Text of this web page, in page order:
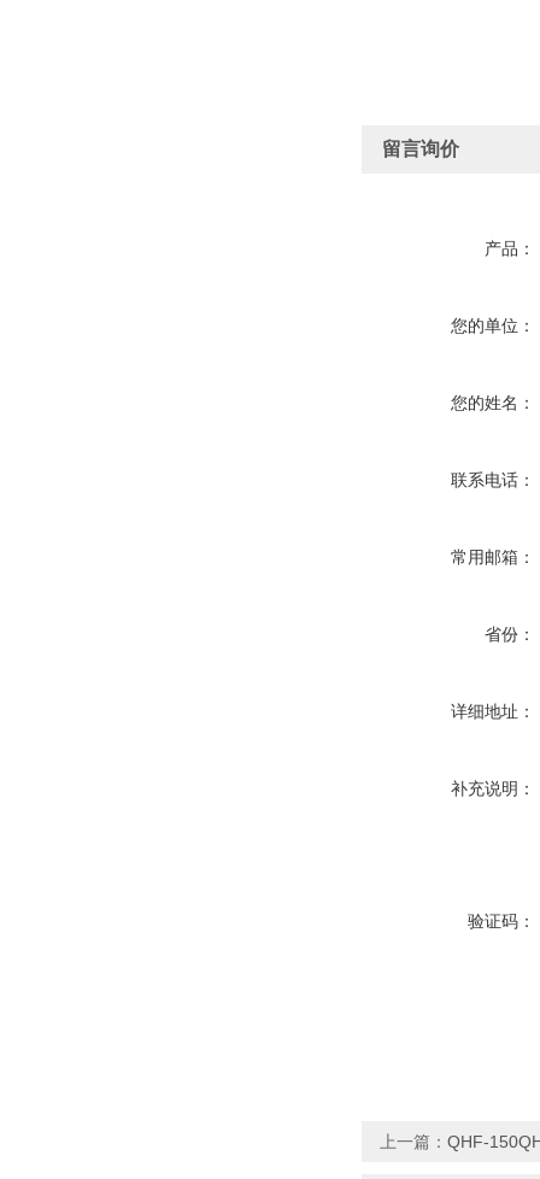
留言询价
产品：
您的单位：
您的姓名：
联系电话：
常用邮箱：
省份：
详细地址：
补充说明：
验证码：
上一篇： QHF-